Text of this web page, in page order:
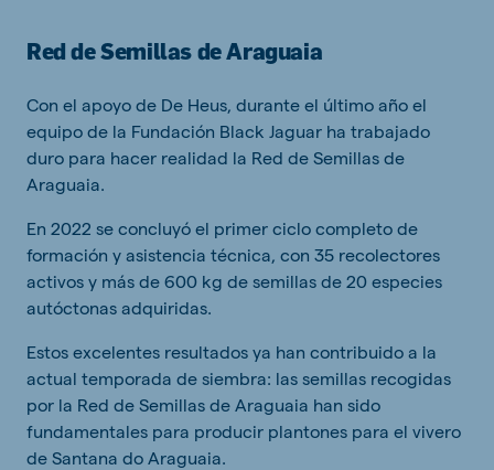
Red de Semillas de Araguaia
Con el apoyo de De Heus, durante el último año el
equipo de la Fundación Black Jaguar ha trabajado
duro para hacer realidad la Red de Semillas de
Araguaia.
En 2022 se concluyó el primer ciclo completo de
formación y asistencia técnica, con 35 recolectores
activos y más de 600 kg de semillas de 20 especies
autóctonas adquiridas.
Estos excelentes resultados ya han contribuido a la
actual temporada de siembra: las semillas recogidas
por la Red de Semillas de Araguaia han sido
fundamentales para producir plantones para el vivero
de Santana do Araguaia.